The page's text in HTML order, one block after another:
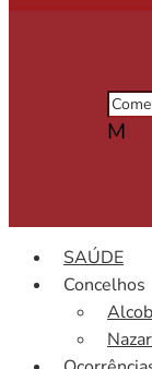
M
SAÚDE
Concelhos